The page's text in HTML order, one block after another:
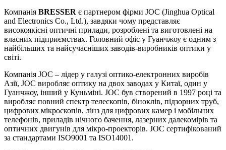
Компанія BRESSER є партнером фірми JOC (Jinghua Optical
and Electronics Co., Ltd.), завдяки чому представляє
високоякісні оптичні прилади, розроблені та виготовлені на
власних підприємствах. Головний офіс у Гуанчжоу є одним з
найбільших та найсучасніших заводів-виробників оптики у
світі.
Компанія JOC – лідер у галузі оптико-електронних виробів
Азії, JOC виробляє оптику на двох заводах у Китаї, один у
Гуанчжоу, інший у Куньміні. JOC був створений в 1997 році та
виробляє повний спектр телескопів, біноклів, підзорних труб,
цифрових мікроскопів, лінз для цифрових камер і мобільних
телефонів, приладів нічного бачення, лазерних далекомірів та
оптичних двигунів для мікро-проекторів. JOC сертифікований
за стандартами ISO9001 та ISO14001.